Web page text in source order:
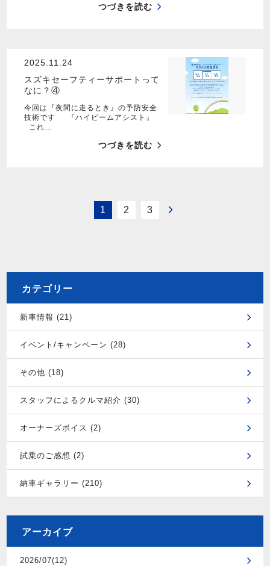
つづきを読む
2025.11.24
スズキセーフティーサポートって
なに？④
今回は『夜間に走るとき』の予防安全
技術です 『ハイビームアシスト』
これ…
つづきを読む
1 2 3
カテゴリー
新車情報 (21)
イベント/キャンペーン (28)
その他 (18)
スタッフによるクルマ紹介 (30)
オーナーズボイス (2)
試乗のご感想 (2)
納車ギャラリー (210)
アーカイブ
2026/07(12)